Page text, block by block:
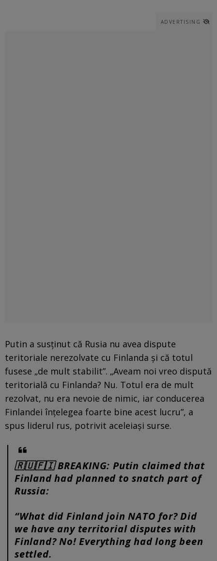
ADVERTISING
Putin a susținut că Rusia nu avea dispute
teritoriale nerezolvate cu Finlanda și că totul
fusese „de mult stabilit”. „Aveam noi vreo dispută
teritorială cu Finlanda? Nu. Totul era de mult
rezolvat, nu era nevoie de nimic, iar conducerea
Finlandei înțelegea foarte bine acest lucru”, a
spus liderul rus, potrivit aceleiași surse.
🇷🇺🇫🇮 BREAKING: Putin claimed that
Finland had planned to snatch part of
Russia:
“What did Finland join NATO for? Did
we have any territorial disputes with
Finland? No! Everything had long been
settled.